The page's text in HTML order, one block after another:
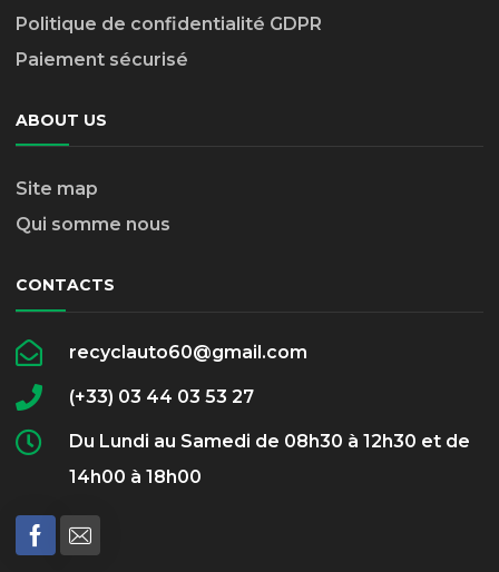
Politique de confidentialité GDPR
Paiement sécurisé
ABOUT US
Site map
Qui somme nous
CONTACTS
recyclauto60@gmail.com
(+33) 03 44 03 53 27
Du Lundi au Samedi de 08h30 à 12h30 et de
14h00 à 18h00